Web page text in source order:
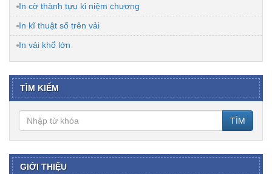
In cờ thành tựu kỉ niệm chương
In kĩ thuật số trên vải
In vải khổ lớn
TÌM KIẾM
TÌM
GIỚI THIỆU